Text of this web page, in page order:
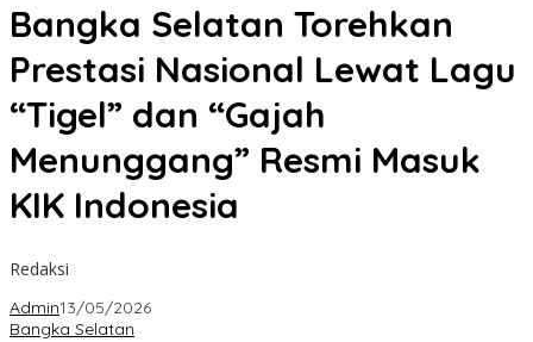
Bangka Selatan Torehkan
Prestasi Nasional Lewat Lagu
“Tigel” dan “Gajah
Menunggang” Resmi Masuk
KIK Indonesia
Redaksi
Admin13/05/2026
Bangka Selatan